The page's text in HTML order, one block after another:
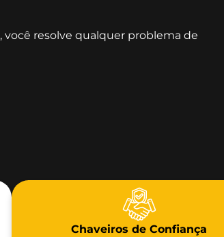
, você resolve qualquer problema de
Chaveiros de Confiança